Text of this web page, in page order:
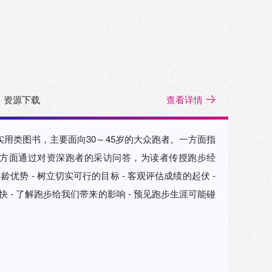
资源下载 查看详情
类图书，主要面向30～45岁的大众跑者。一方面指
面通过对资深跑者的采访问答，为读者传授跑步经
优势 - 树立切实可行的目标 - 客观评估成绩的起伏 -
- 了解跑步给我们带来的影响 - 预见跑步生涯可能碰